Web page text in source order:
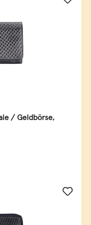
/ Geldbörse,